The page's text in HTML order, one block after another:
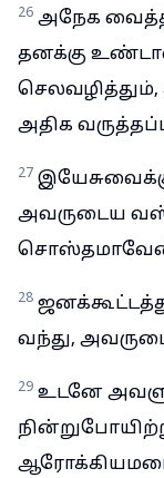
26 அநேக
தனக்கு
அதிக
27
அவருடைய
28
வந்து,
29 உடனே